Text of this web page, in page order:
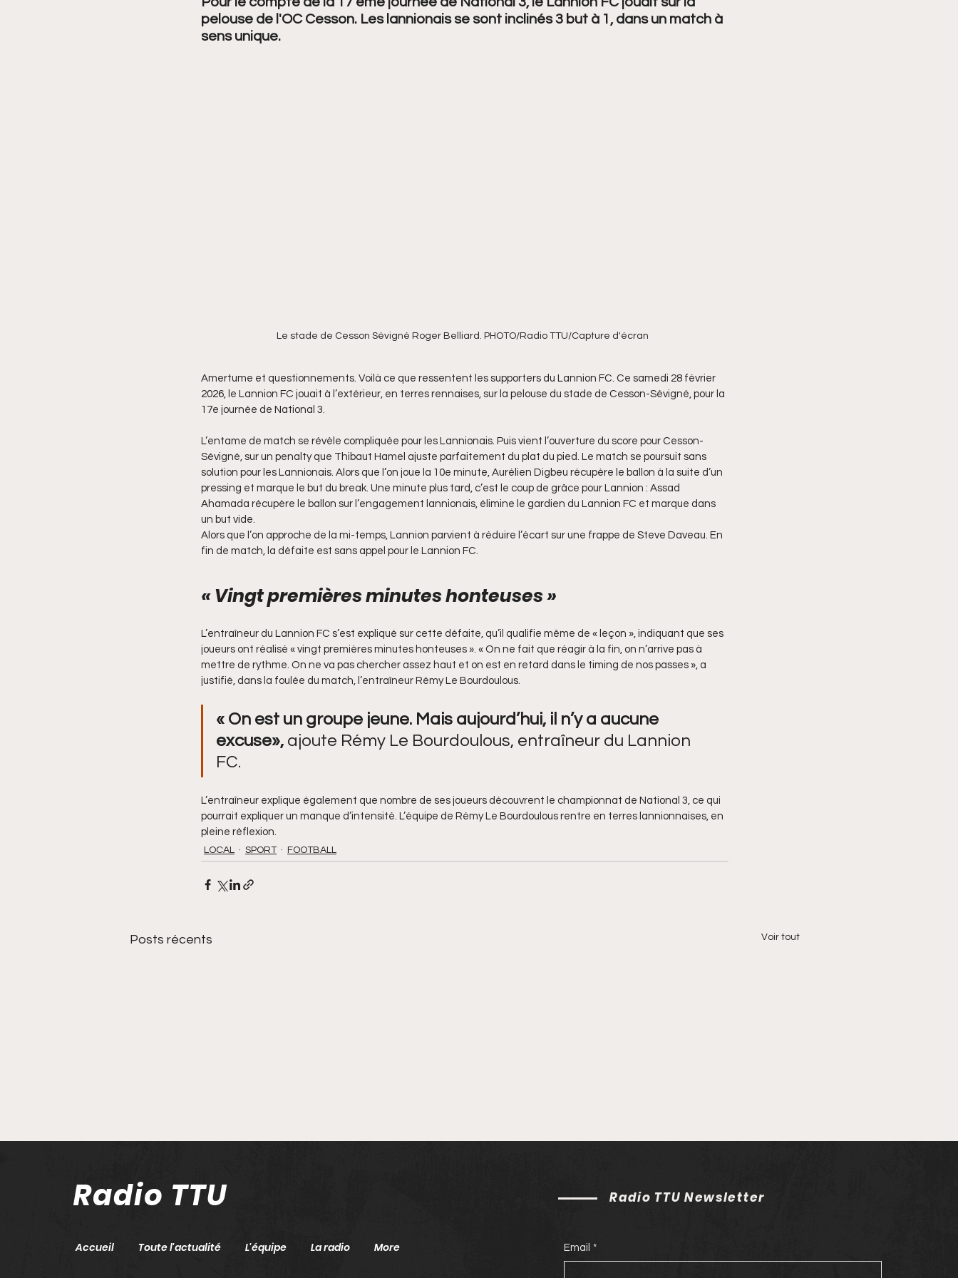
pelouse de l'OC Cesson. Les lannionais se sont inclinés 3 but à 1, dans un match à
sens unique.
Le stade de Cesson Sévigné Roger Belliard. PHOTO/Radio TTU/Capture d'écran
Amertume et questionnements. Voilà ce que ressentent les supporters du Lannion FC. Ce samedi 28 février
2026, le Lannion FC jouait à l’extérieur, en terres rennaises, sur la pelouse du stade de Cesson-Sévigné, pour la
17e journée de National 3.
L’entame de match se révèle compliquée pour les Lannionais. Puis vient l’ouverture du score pour Cesson-
Sévigné, sur un penalty que Thibaut Hamel ajuste parfaitement du plat du pied. Le match se poursuit sans
solution pour les Lannionais. Alors que l’on joue la 10e minute, Aurélien Digbeu récupère le ballon à la suite d’un
pressing et marque le but du break. Une minute plus tard, c’est le coup de grâce pour Lannion : Assad
Ahamada récupère le ballon sur l’engagement lannionais, élimine le gardien du Lannion FC et marque dans
un but vide.
Alors que l’on approche de la mi-temps, Lannion parvient à réduire l’écart sur une frappe de Steve Daveau. En
fin de match, la défaite est sans appel pour le Lannion FC.
« Vingt premières minutes honteuses »
L’entraîneur du Lannion FC s’est expliqué sur cette défaite, qu’il qualifie même de « leçon », indiquant que ses
joueurs ont réalisé « vingt premières minutes honteuses ». « On ne fait que réagir à la fin, on n’arrive pas à
mettre de rythme. On ne va pas chercher assez haut et on est en retard dans le timing de nos passes », a
justifié, dans la foulée du match, l’entraîneur Rémy Le Bourdoulous.
« On est un groupe jeune. Mais aujourd’hui, il n’y a aucune
excuse», ajoute Rémy Le Bourdoulous, entraîneur du Lannion
FC.
L’entraîneur explique également que nombre de ses joueurs découvrent le championnat de National 3, ce qui
pourrait expliquer un manque d’intensité. L’équipe de Rémy Le Bourdoulous rentre en terres lannionnaises, en
pleine réflexion.
LOCAL SPORT FOOTBALL
Posts récents Voir tout
Radio TTU
Accueil Toute l'actualité L'équipe La radio More
Radio TTU Newsletter
Email *